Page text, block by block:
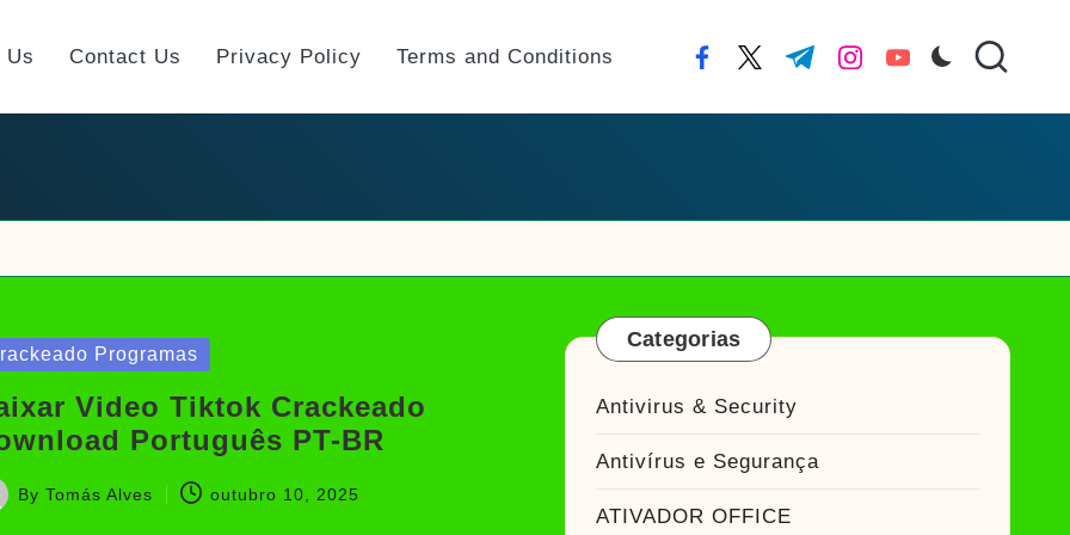
Us Contact Us Privacy Policy Terms and Conditions facebook.com
twitter.com
t.me instagram.com
youtube.com
Programas
Video Tiktok Crackeado
Português PT-BR
By Tomás Alves outubro 10, 2025
Categorias
Antivirus & Security
Antivírus e Segurança
ATIVADOR OFFICE